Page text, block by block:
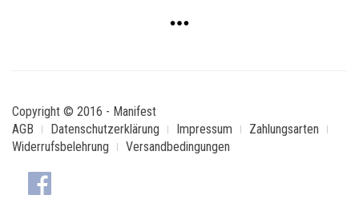
Copyright © 2016 - Manifest
AGB
Datenschutzerklärung Impressum
Zahlungsarten
Widerrufsbelehrung
Versandbedingungen